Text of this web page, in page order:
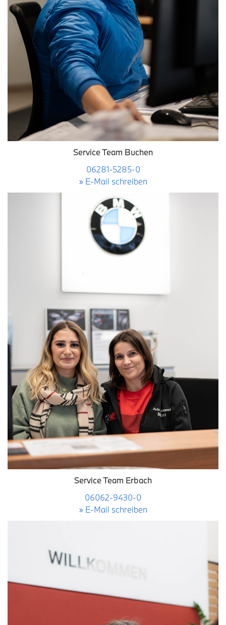
Service Team Buchen
06281-5285-0
» E-Mail schreiben
Service Team Erbach
06062-9430-0
» E-Mail schreiben